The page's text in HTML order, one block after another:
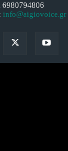
6980794806
info@aigiovoice.gr